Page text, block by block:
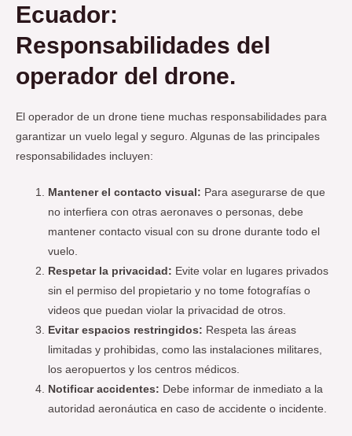
Ecuador:
Responsabilidades del
operador del drone.
El operador de un drone tiene muchas responsabilidades para
garantizar un vuelo legal y seguro. Algunas de las principales
responsabilidades incluyen:
Mantener el contacto visual: Para asegurarse de que
no interfiera con otras aeronaves o personas, debe
mantener contacto visual con su drone durante todo el
vuelo.
Respetar la privacidad: Evite volar en lugares privados
sin el permiso del propietario y no tome fotografías o
videos que puedan violar la privacidad de otros.
Evitar espacios restringidos: Respeta las áreas
limitadas y prohibidas, como las instalaciones militares,
los aeropuertos y los centros médicos.
Notificar accidentes: Debe informar de inmediato a la
autoridad aeronáutica en caso de accidente o incidente.